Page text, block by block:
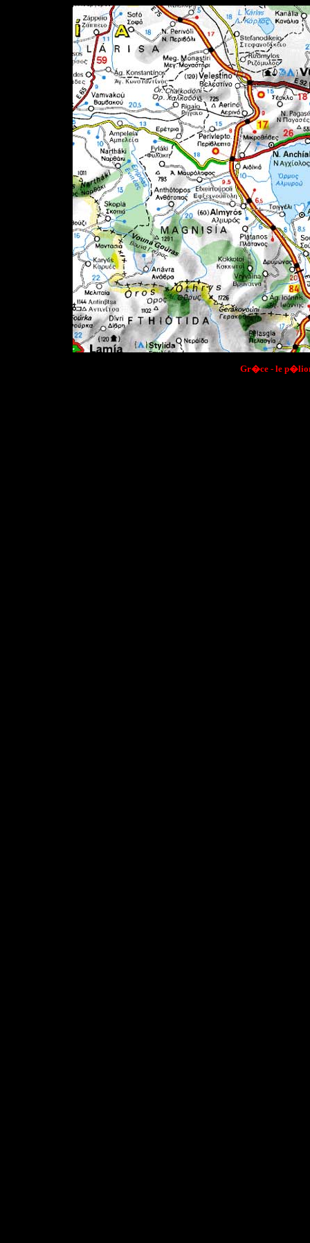
Gr�ce - le